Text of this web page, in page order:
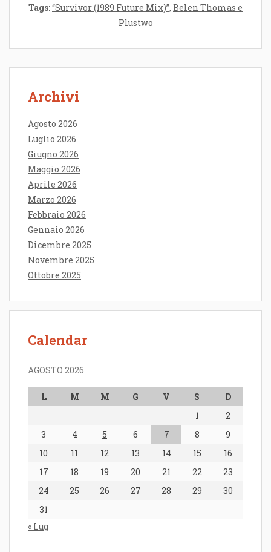
Tags:“Survivor (1989 Future Mix)”, Belen Thomas e
Plustwo
Archivi
Agosto 2026
Luglio 2026
Giugno 2026
Maggio 2026
Aprile 2026
Marzo 2026
Febbraio 2026
Gennaio 2026
Dicembre 2025
Novembre 2025
Ottobre 2025
Calendar
AGOSTO 2026
L M M G V S
D
1
2
3
4 5 6 7 8
9
10
11 12 13 14 15
16
17
18 19 20 21 22
23
24
25 26 27 28 29
30
31
« Lug